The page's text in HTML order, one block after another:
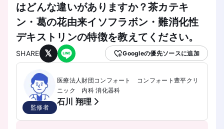
はどんな違いがありますか？茶カテキ
ン・葛の花由来イソフラボン・難消化性
デキストリンの特徴を教えてください。
SHARE 𝕏 Googleの優先ソースに追加
監修者
医療法人財団コンフォート コンフォート豊平クリ
ニック 内科 消化器科
石川 翔理